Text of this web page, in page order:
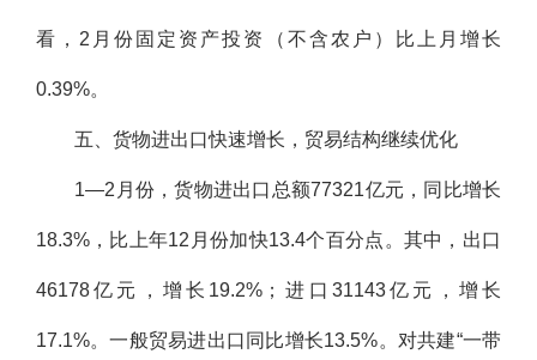
看，2月份固定资产投资（不含农户）比上月增长
0.39%。
五、货物进出口快速增长，贸易结构继续优化
1—2月份，货物进出口总额77321亿元，同比增长
18.3%，比上年12月份加快13.4个百分点。其中，出口
46178亿元，增长19.2%；进口31143亿元，增长
17.1%。一般贸易进出口同比增长13.5%。对共建“一带